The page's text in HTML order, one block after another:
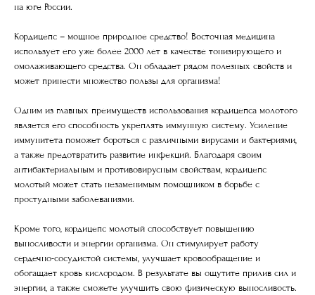
на юге России.
Кордицепс – мощное природное средство! Восточная медицина
использует его уже более 2000 лет в качестве тонизирующего и
омолаживающего средства. Он обладает рядом полезных свойств и
может принести множество пользы для организма!
Одним из главных преимуществ использования кордицепса молотого
является его способность укреплять иммунную систему. Усиление
иммунитета поможет бороться с различными вирусами и бактериями,
а также предотвратить развитие инфекций. Благодаря своим
антибактериальным и противовирусным свойствам, кордицепс
молотый может стать незаменимым помощником в борьбе с
простудными заболеваниями.
Кроме того, кордицепс молотый способствует повышению
выносливости и энергии организма. Он стимулирует работу
сердечно-сосудистой системы, улучшает кровообращение и
обогащает кровь кислородом. В результате вы ощутите прилив сил и
энергии, а также сможете улучшить свою физическую выносливость.